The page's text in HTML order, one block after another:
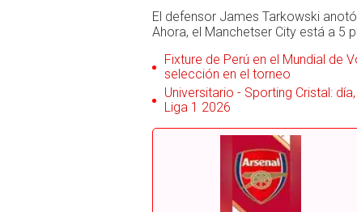
El defensor James Tarkowski
Ahora, el Manchetser City está a 5
Fixture de Perú en el Mundial de
selección en el torneo
Universitario - Sporting Cristal:
Liga 1 2026